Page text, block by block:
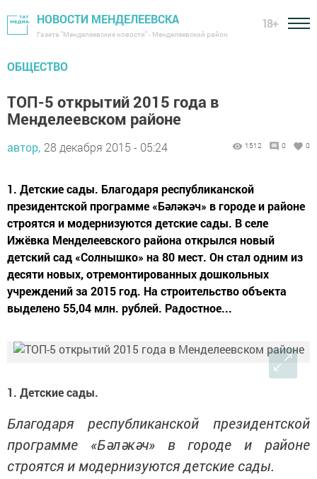
НОВОСТИ МЕНДЕЛЕЕВСКА
Газета "Менделеевские новости" - Менделеевский район
18+
ОБЩЕСТВО
ТОП-5 открытий 2015 года в
Менделеевском районе
автор, 28 декабря 2015 - 05:24 1512 0 0
1. Детские сады. Благодаря республиканской
президентской программе «Бәләкәч» в городе и районе
строятся и модернизуются детские сады. В селе
Ижёвка Менделеевского района открылся новый
детский сад «Солнышко» на 80 мест. Он стал одним из
десяти новых, отремонтированных дошкольных
учреждений за 2015 год. На строительство объекта
выделено 55,04 млн. рублей. Радостное...
1. Детские сады.
Благодаря республиканской президентской
программе «Бәләкәч» в городе и районе
строятся и модернизуются детские сады.